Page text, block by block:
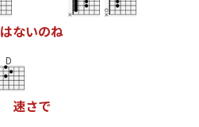
はないのね
D
速さで